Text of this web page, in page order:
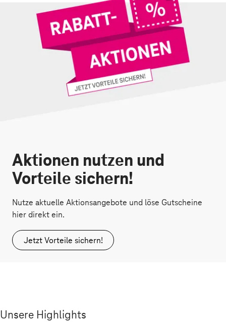
Aktionen nutzen und
Vorteile sichern!
Nutze aktuelle Aktionsangebote und löse Gutscheine
hier direkt ein.
Jetzt Vorteile sichern!
Unsere Highlights